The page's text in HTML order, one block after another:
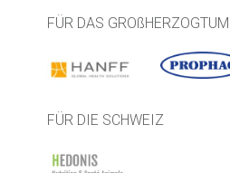
FÜR DAS
FÜR DIE SCHWEIZ